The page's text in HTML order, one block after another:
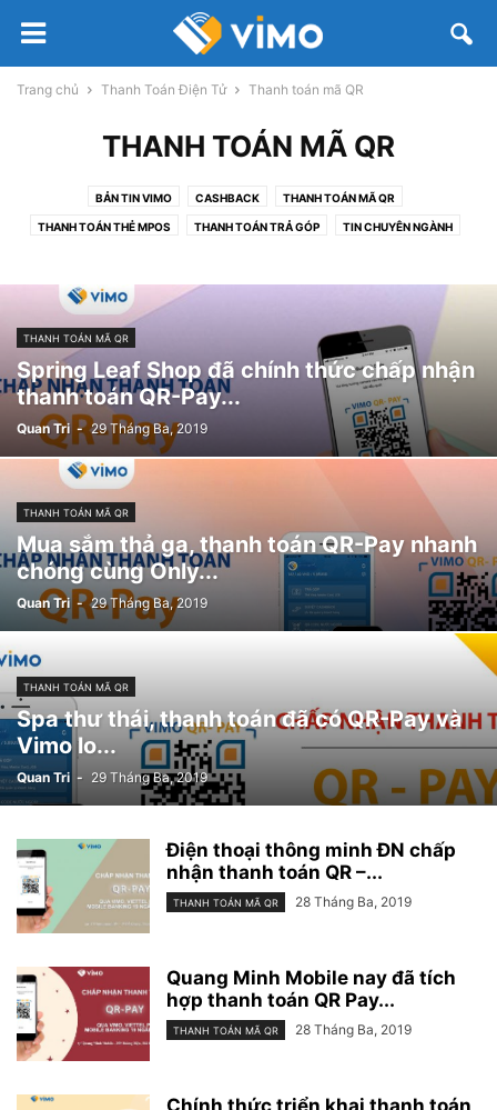
Trang chủ Thanh Toán Điện Tử Thanh toán mã QR
THANH TOÁN MÃ QR
BẢN TIN VIMO CASHBACK THANH TOÁN MÃ QR
THANH TOÁN THẺ MPOS THANH TOÁN TRẢ GÓP TIN CHUYÊN NGÀNH
THANH TOÁN MÃ QR
Spring Leaf Shop đã chính thức chấp nhận
thanh toán QR-Pay...
Quan Tri - 29 Tháng Ba, 2019
THANH TOÁN MÃ QR
Mua sắm thả ga, thanh toán QR-Pay nhanh
chóng cùng Only...
Quan Tri - 29 Tháng Ba, 2019
THANH TOÁN MÃ QR
Spa thư thái, thanh toán đã có QR-Pay và
Vimo lo...
Quan Tri - 29 Tháng Ba, 2019
Điện thoại thông minh ĐN chấp
nhận thanh toán QR –...
THANH TOÁN MÃ QR 28 Tháng Ba, 2019
Quang Minh Mobile nay đã tích
hợp thanh toán QR Pay...
THANH TOÁN MÃ QR 28 Tháng Ba, 2019
Chính thức triển khai thanh toán